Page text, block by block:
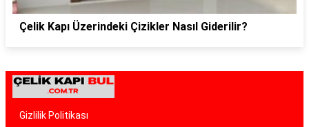
Çelik Kapı Üzerindeki Çizikler Nasıl Giderilir?
Gizlilik Politikası